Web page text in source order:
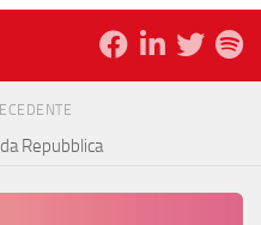
Repubblica